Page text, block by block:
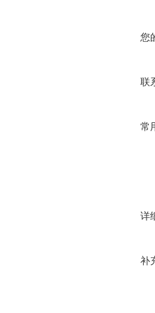
您
联
常
详
补